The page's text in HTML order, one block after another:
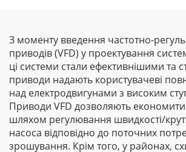
З моменту введення частотно-
приводів (VFD) у проектування
ці системи стали ефективнішими та
приводи надають користувачеві
над електродвигунами з високим
Приводи VFD дозволяють
шляхом регулювання швидкості/
насоса відповідно до поточних
зрошування. Крім того, у районах,